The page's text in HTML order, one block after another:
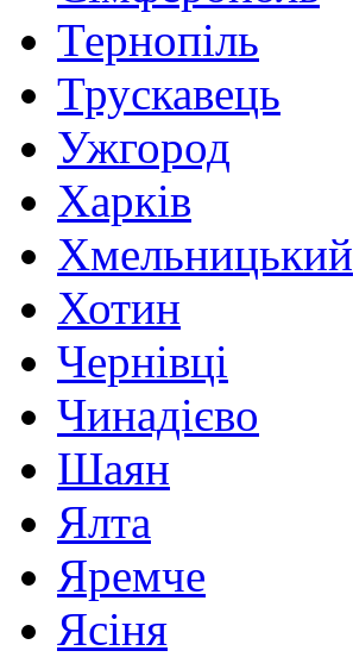
Тернопіль
Трускавець
Ужгород
Харків
Хмельницький
Хотин
Чернівці
Чинадієво
Шаян
Ялта
Яремче
Ясіня